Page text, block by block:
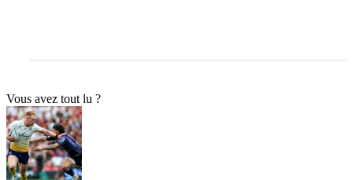
Vous avez tout lu ?